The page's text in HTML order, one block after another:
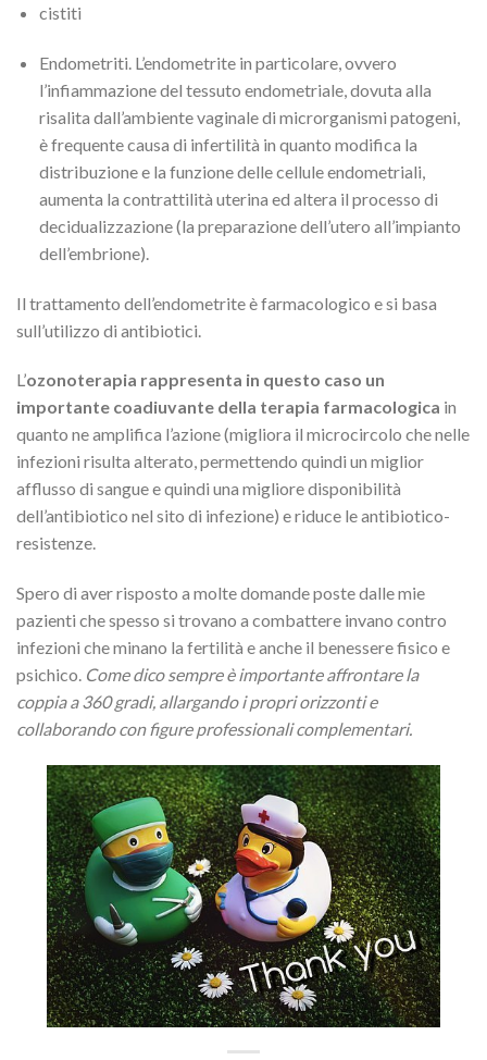
cistiti
Endometriti. L’endometrite in particolare, ovvero
l’infiammazione del tessuto endometriale, dovuta alla
risalita dall’ambiente vaginale di microrganismi patogeni,
è frequente causa di infertilità in quanto modifica la
distribuzione e la funzione delle cellule endometriali,
aumenta la contrattilità uterina ed altera il processo di
decidualizzazione (la preparazione dell’utero all’impianto
dell’embrione).
Il trattamento dell’endometrite è farmacologico e si basa
sull’utilizzo di antibiotici.
L’ozonoterapia rappresenta in questo caso un
importante coadiuvante della terapia farmacologica in
quanto ne amplifica l’azione (migliora il microcircolo che nelle
infezioni risulta alterato, permettendo quindi un miglior
afflusso di sangue e quindi una migliore disponibilità
dell’antibiotico nel sito di infezione) e riduce le antibiotico-
resistenze.
Spero di aver risposto a molte domande poste dalle mie
pazienti che spesso si trovano a combattere invano contro
infezioni che minano la fertilità e anche il benessere fisico e
psichico. Come dico sempre è importante affrontare la
coppia a 360 gradi, allargando i propri orizzonti e
collaborando con figure professionali complementari.